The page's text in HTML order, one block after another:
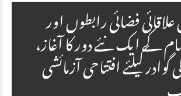
فضائی رابطوں اور
کے ایک نئے دور کا آغاز،
گوادر کیلئے افتتاحی آزمائشی